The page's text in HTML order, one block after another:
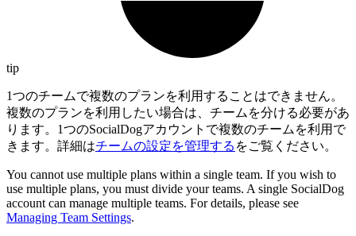
tip
1つのチームで複数のプランを利用することはできません。
複数のプランを利用したい場合は、チームを分ける必要があ
ります。1つのSocialDogアカウントで複数のチームを利用で
きます。詳細はチームの設定を管理する をご覧ください。
You cannot use multiple plans within a single team. If you wish to
use multiple plans, you must divide your teams. A single SocialDog
account can manage multiple teams. For details, please see
Managing Team Settings.